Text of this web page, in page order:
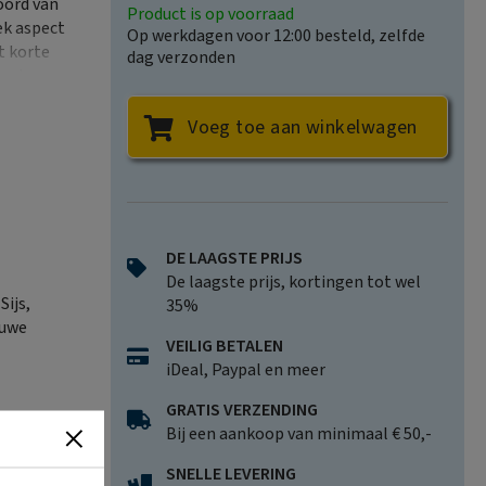
aspect
korte
Product is op voorraad
Op werkdagen voor 12:00 besteld, zelfde
dag verzonden
Voeg toe aan winkelwagen
DE LAAGSTE PRIJS
De laagste prijs, kortingen tot wel
35%
VEILIG BETALEN
iDeal, Paypal en meer
GRATIS VERZENDING
Bij een aankoop van minimaal € 50,-
SNELLE LEVERING